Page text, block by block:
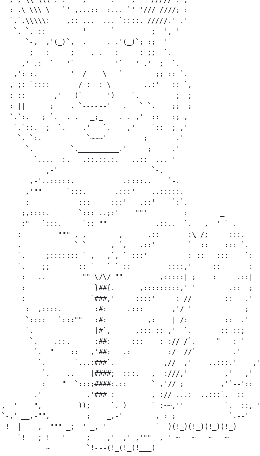
  : .\ \\\ \   `' ,...::  :... `' '/// ////; :
  `.`.\\\\\:    ,:: ...  ... `::::. /////.' .'
   `._`. ::  ___    '      `  ___    ;  ',-'
      `-,  ,'(_)`,  .     . .'(_)`; :;  '
       ;   :     ;    . .   :     : ;;  `.
     ,' .:  `---'`          '`---' .'  ;  `.
   ,': :.        '  /    \   `        ;; :: `.
  , ;: `::::       / :  : \        ..:'   :: `,
  : ::       ,'   (`------')    `.         ;  ;
  : ||      ;    . `------'   .   ` `.    ;;  ;
  `.`:.   ; `.  . .   _;_    . . ,'  ::   :; ,
   `.`::.  ;  `.____.'___`.____,'    `::  ; ,'
    `. `:.           `~~~'         ;       .'
      `.         `.__________.'     ;     .'
        `....  :.   .::.::.:.   ..::  ... '
          _,-'                       `-._
       ,-'..:::::.            .::::..    `-.
      ,'""      `:::.       .:::'    ..:::::.
      :            :::     :::'   .::'    `:`.
     ;,::::.       `::: ..;:'    ""'         :        _
     :"   `:::.     `:: ""            .::..  `.   ,--' `-.
    :         """ , ,        ,      .::       :\_/;     :::.
    .             ` `      , `,   .::'        `  ::    ::: `.
    `.     ;::::::: ` ,   ,`, ` :::'          : ::   :::    `:
    `.    ;;       :: `   ` ` ::         ::::,'     ::       :
     :   ..         "" \/\/ ""         ,:::::| ;    :     .::|
     :                 }##{.      ,:::::::::,' '        .::  ;
     :                `###,'     ::::'     : //        ::   .'
      :  ,::::.        :#:     .:::       ,'/ '             ;
      `::::   `:::""   :#:          ,:    | /:         ::  .'
      `.               |#`,      ,::: :: ,'  `.       :: ::;
       `.    .::.      :##:     :::    : :// /`.     "   : '
        `.  "    ::   ,'##:   .:         :/  //`         .'
         `.       `...:###`.            ,//  ,'    ..:::.'    ,'
          `.    ..    |####;  :::.   ,  :///,'         ,'   ,'
          :    "  `:::;####:.::      ` ,'// ;         ,'`--'::
    ____.'           .'### :         , :// ...:  ..:::`.  ::
,--'__  ",         ));     `. )      ` :~~,''          `.  ::,-'
`-,' __,-"",         ;    _,-'        , : ;             `.--'
!--|    ,--""" _;--' _,-'            `  )(!_)(!_)(!_)(!_)
    `!---;_!__-'     ;    ,'  ,' ,'"" _,-' ~   ~   ~   ~
           ~         `!---(!_(!_(!___(